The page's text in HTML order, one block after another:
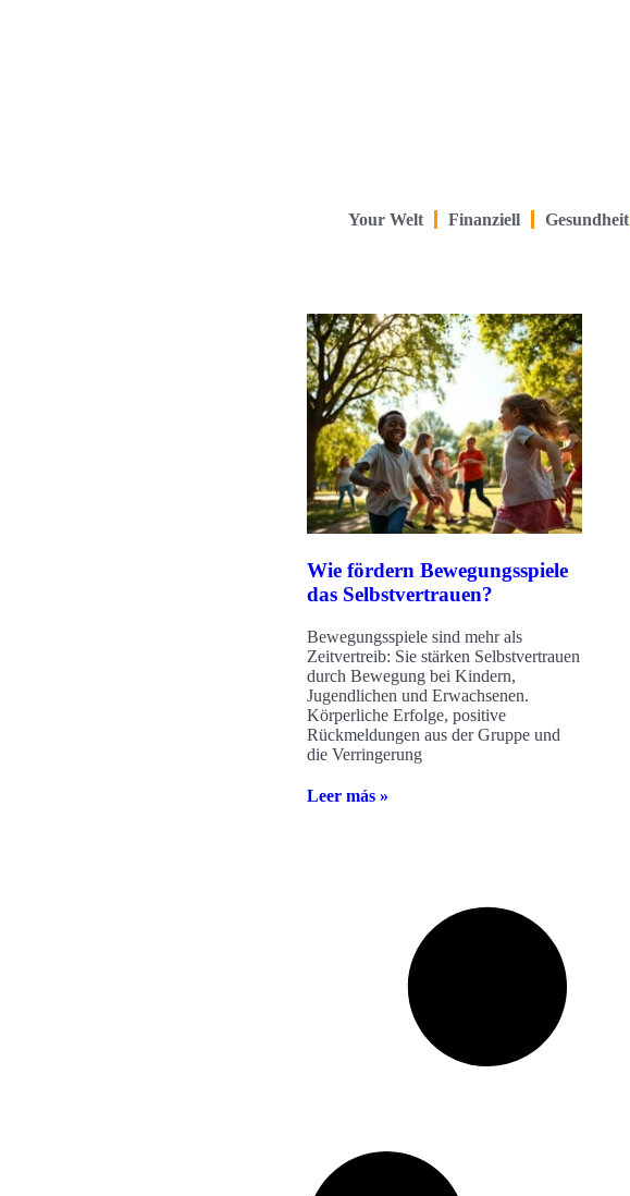
Your Welt Finanziell Gesundheit
Wie fördern Bewegungsspiele
das Selbstvertrauen?
Bewegungsspiele sind mehr als
Zeitvertreib: Sie stärken Selbstvertrauen
durch Bewegung bei Kindern,
Jugendlichen und Erwachsenen.
Körperliche Erfolge, positive
Rückmeldungen aus der Gruppe und
die Verringerung
Leer más »